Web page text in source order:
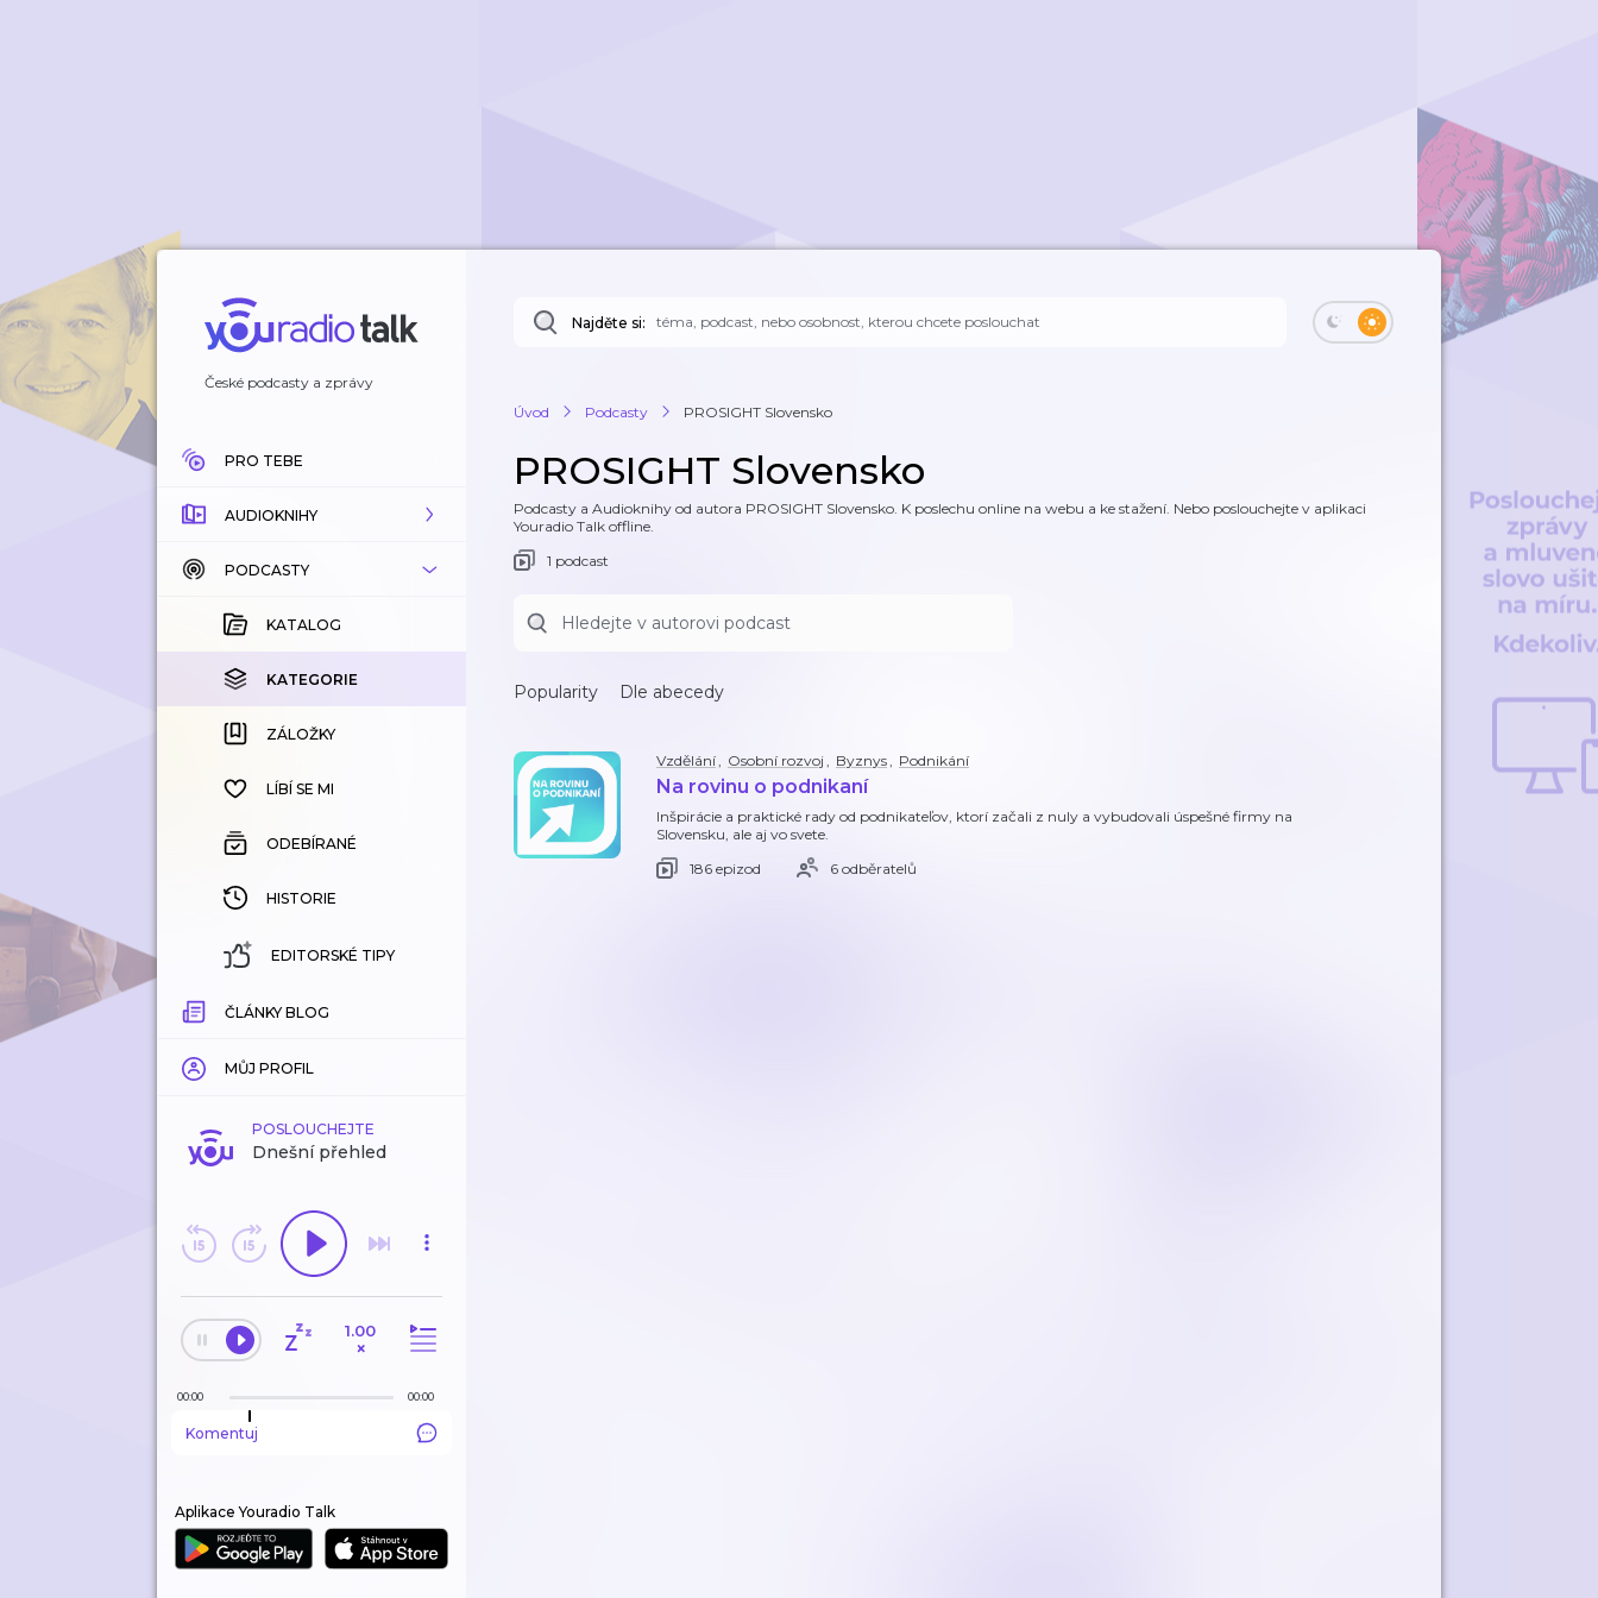
České podcasty a zprávy
PRO TEBE
AUDIOKNIHY
KATALOG
KOUPENÉ
KATEGORIE
ZÁLOŽKY
HISTORIE
PODCASTY
KATALOG
KATEGORIE
ZÁLOŽKY
LÍBÍ SE MI
ODEBÍRANÉ
HISTORIE
EDITORSKÉ TIPY
ČLÁNKY BLOG
MŮJ PROFIL
POSLOUCHEJTE
Dnešní přehled
1.00
×
00:00 00:00
Komentuj
Aplikace Youradio Talk
Najděte si:
Úvod Podcasty PROSIGHT Slovensko
PROSIGHT Slovensko
Podcasty a Audioknihy od autora PROSIGHT Slovensko. K poslechu online na webu a ke stažení. Nebo poslouchejte v aplikaci
Youradio Talk offline.
1 podcast
Popularity Dle abecedy
Vzdělání, Osobní rozvoj , Byznys, Podnikání
Na rovinu o podnikaní
Inšpirácie a praktické rady od podnikateľov, ktorí začali z nuly a vybudovali úspešné firmy na
Slovensku, ale aj vo svete.
186 epizod
6 odběratelů